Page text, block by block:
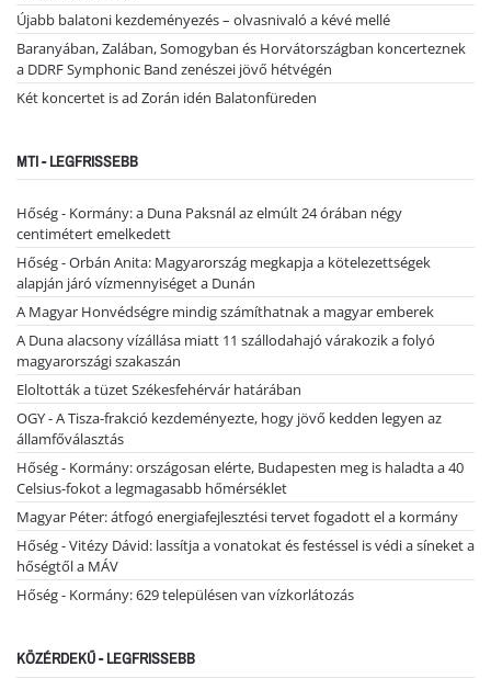
Újabb balatoni kezdeményezés – olvasnivaló a kévé mellé
Baranyában, Zalában, Somogyban és Horvátországban koncerteznek
a DDRF Symphonic Band zenészei jövő hétvégén
Két koncertet is ad Zorán idén Balatonfüreden
MTI - LEGFRISSEBB
Hőség - Kormány: a Duna Paksnál az elmúlt 24 órában négy
centimétert emelkedett
Hőség - Orbán Anita: Magyarország megkapja a kötelezettségek
alapján járó vízmennyiséget a Dunán
A Magyar Honvédségre mindig számíthatnak a magyar emberek
A Duna alacsony vízállása miatt 11 szállodahajó várakozik a folyó
magyarországi szakaszán
Eloltották a tüzet Székesfehérvár határában
OGY - A Tisza-frakció kezdeményezte, hogy jövő kedden legyen az
államfőválasztás
Hőség - Kormány: országosan elérte, Budapesten meg is haladta a 40
Celsius-fokot a legmagasabb hőmérséklet
Magyar Péter: átfogó energiafejlesztési tervet fogadott el a kormány
Hőség - Vitézy Dávid: lassítja a vonatokat és festéssel is védi a síneket a
hőségtől a MÁV
Hőség - Kormány: 629 településen van vízkorlátozás
KÖZÉRDEKŰ - LEGFRISSEBB